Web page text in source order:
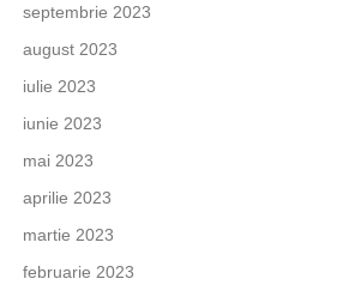
septembrie 2023
august 2023
iulie 2023
iunie 2023
mai 2023
aprilie 2023
martie 2023
februarie 2023